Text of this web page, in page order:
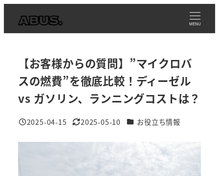
MENU
【お客様からの質問】”マイクロバ
スの燃費”を徹底比較！ディーゼル
vs ガソリン、ランニングコストは？
投稿日
2025-04-15
更新日
2025-05-10 カテゴリー
お役立ち情報